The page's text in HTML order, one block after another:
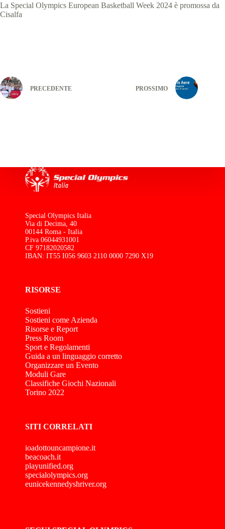
La Special Olympics European Basketball Week 2024 è promossa da
Cisalfa
PRECEDENTE PROSSIMO
Special Olympics Italia
Via di Decima, 40
00144 Roma - Italia
P.iva 06044931001
CF 97182020582
IBAN: IT55 I056 9603 2110 0000 7290 X19
RISORSE
Sostieni
Sostieni come Azienda
Risorse e Report
Press Room
Sport e Regolamenti
Guida a un linguaggio corretto
Organizzare un Evento
Moduli Gare
Classifiche Giochi Nazionali
Torino 2022
SITI CORRELATI
ioadottouncampione.it
beacoach.it
playunified.org
specialolympics.org
eunicekennedyshriver.org